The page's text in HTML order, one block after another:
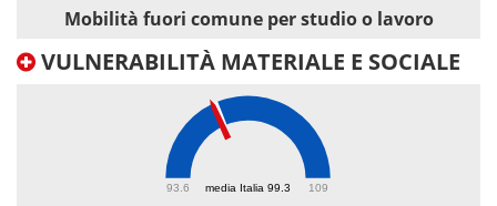
Mobilità fuori comune per studio o lavoro
VULNERABILITÀ MATERIALE E SOCIALE
media Italia 99.3
93.6 109